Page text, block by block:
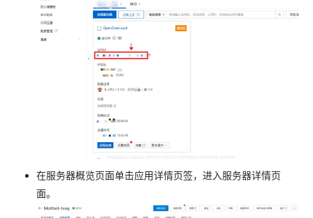
在服务器概览页面单击应用详情页签，进入服务器详情页
面。